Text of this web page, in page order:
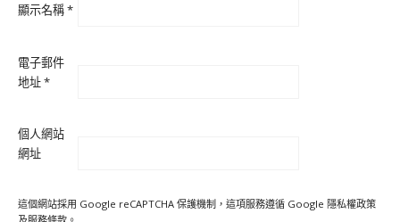
顯示名稱*
電子郵件
地址*
個人網站
網址
這個網站採用 Google reCAPTCHA 保護機制，這項服務遵循 Google 隱私權政策